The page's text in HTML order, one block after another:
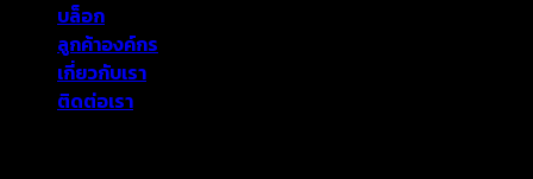
บล็อก
ลูกค้าองค์กร
เกี่ยวกับเรา
ติดต่อเรา